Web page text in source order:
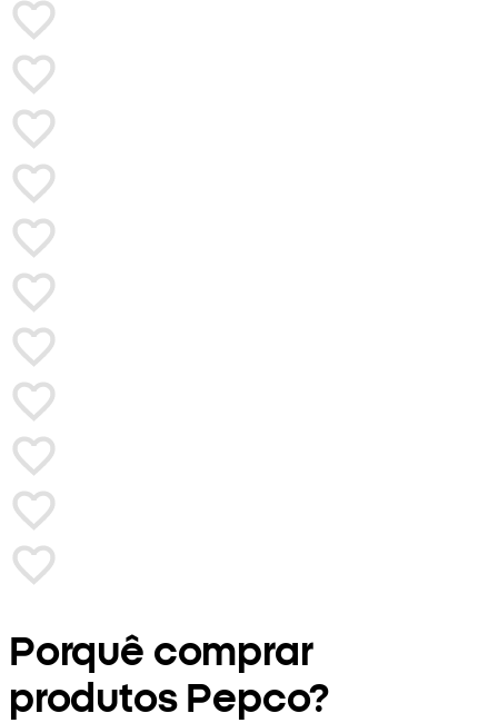
Porquê comprar
produtos Pepco?